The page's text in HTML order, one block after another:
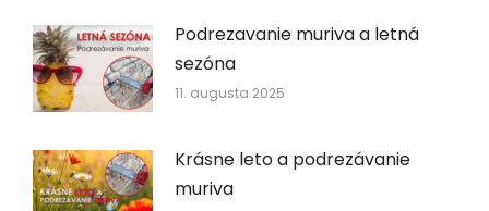
Podrezavanie muriva a letná
sezóna
11. augusta 2025
Krásne leto a podrezávanie
muriva